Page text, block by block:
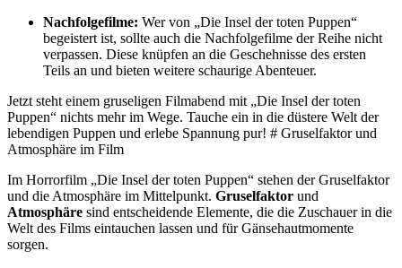
Nachfolgefilme: Wer von „Die Insel der toten Puppen“
begeistert ist, sollte auch die Nachfolgefilme der Reihe nicht
verpassen. Diese knüpfen an die Geschehnisse des ersten
Teils an und bieten weitere schaurige Abenteuer.
Jetzt steht einem gruseligen Filmabend mit „Die Insel der toten
Puppen“ nichts mehr im Wege. Tauche ein in die düstere Welt der
lebendigen Puppen und erlebe Spannung pur! # Gruselfaktor und
Atmosphäre im Film
Im Horrorfilm „Die Insel der toten Puppen“ stehen der Gruselfaktor
und die Atmosphäre im Mittelpunkt. Gruselfaktor und
Atmosphäre sind entscheidende Elemente, die die Zuschauer in die
Welt des Films eintauchen lassen und für Gänsehautmomente
sorgen.